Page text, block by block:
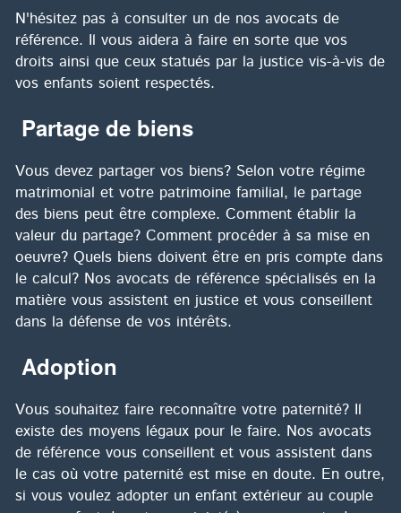
N'hésitez pas à consulter un de nos avocats de
référence. Il vous aidera à faire en sorte que vos
droits ainsi que ceux statués par la justice vis-à-vis de
vos enfants soient respectés.
Partage de biens
Vous devez partager vos biens? Selon votre régime
matrimonial et votre patrimoine familial, le partage
des biens peut être complexe. Comment établir la
valeur du partage? Comment procéder à sa mise en
oeuvre? Quels biens doivent être en pris compte dans
le calcul? Nos avocats de référence spécialisés en la
matière vous assistent en justice et vous conseillent
dans la défense de vos intérêts.
Adoption
Vous souhaitez faire reconnaître votre paternité? Il
existe des moyens légaux pour le faire. Nos avocats
de référence vous conseillent et vous assistent dans
le cas où votre paternité est mise en doute. En outre,
si vous voulez adopter un enfant extérieur au couple